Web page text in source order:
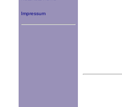
Impressum